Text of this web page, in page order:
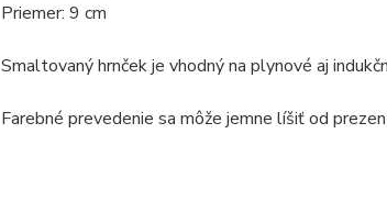
Priemer: 9 cm
Smaltovaný hrnček je vhodný na plynové aj
Farebné prevedenie sa môže jemne líšiť od